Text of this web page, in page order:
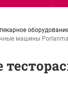
машины